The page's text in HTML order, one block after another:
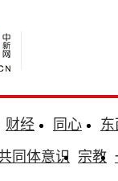
财经 同心 东
同体意识 宗教